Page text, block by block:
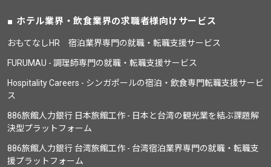
ホテル業界・飲食業界の求職者様向けサービス
おもてなしHR 宿泊業界専門の就職・転職支援サービス
FURUMAU - 調理師専門の就職・転職支援サービス
Hospitality Careers - シンガポールの宿泊・飲食専門転職支援サービ
ス
886旅館人力銀行 日本旅館工作 - 日本と台湾の観光業を結ぶ課題解
決型プラットフォーム
886旅館人力銀行 台湾旅館工作 - 台湾宿泊業界専門の就職・転職支
援プラットフォーム